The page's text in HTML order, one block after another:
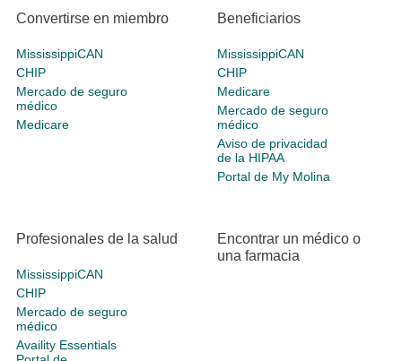
Convertirse en miembro
MississippiCAN
CHIP
Mercado de seguro
médico
Medicare
Beneficiarios
MississippiCAN
CHIP
Medicare
Mercado de seguro
médico
Aviso de privacidad
de la HIPAA
Portal de My Molina
Profesionales de la salud
MississippiCAN
CHIP
Mercado de seguro
médico
Availity Essentials
Encontrar un médico o
una farmacia